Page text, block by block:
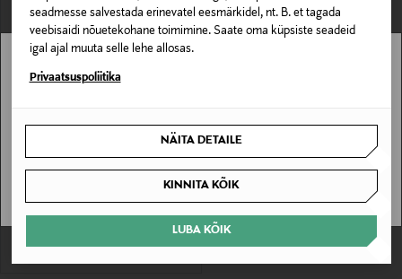
seadmesse salvestada erinevatel eesmärkidel, nt. B. et tagada
veebisaidi nõuetekohane toimimine. Saate oma küpsiste seadeid
igal ajal muuta selle lehe allosas.
Privaatsuspoliitika
NÄITA DETAILE
KINNITA KÕIK
LUBA KÕIK
129,90 €
Stockmann pole Sinu riigis saadaval.
SAAN ARU